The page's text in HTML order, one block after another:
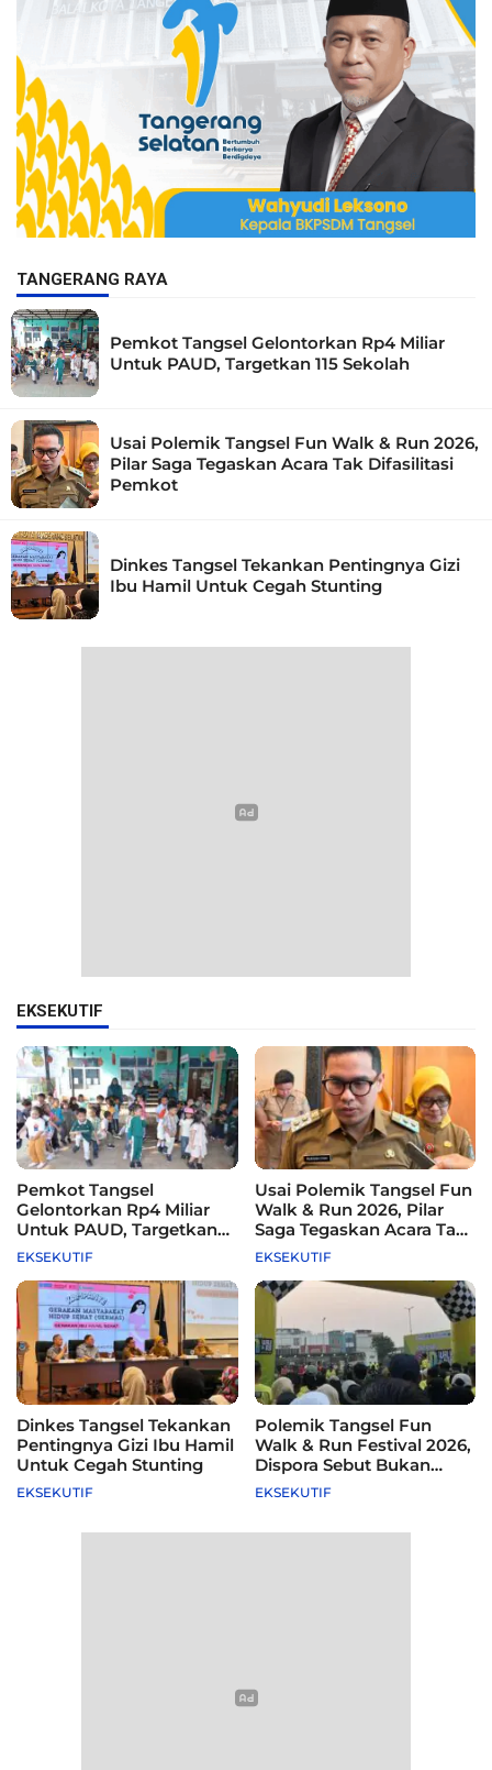
TANGERANG RAYA
Pemkot Tangsel Gelontorkan Rp4 Miliar
Untuk PAUD, Targetkan 115 Sekolah
Usai Polemik Tangsel Fun Walk & Run 2026,
Pilar Saga Tegaskan Acara Tak Difasilitasi
Pemkot
Dinkes Tangsel Tekankan Pentingnya Gizi
Ibu Hamil Untuk Cegah Stunting
EKSEKUTIF
Pemkot Tangsel
Gelontorkan Rp4 Miliar
Untuk PAUD, Targetkan
115 Sekolah
EKSEKUTIF
Usai Polemik Tangsel Fun
Walk & Run 2026, Pilar
Saga Tegaskan Acara Tak
Difasilitasi Pemkot
EKSEKUTIF
Dinkes Tangsel Tekankan
Pentingnya Gizi Ibu Hamil
Untuk Cegah Stunting
EKSEKUTIF
Polemik Tangsel Fun
Walk & Run Festival 2026,
Dispora Sebut Bukan
Agenda Pemkot
EKSEKUTIF